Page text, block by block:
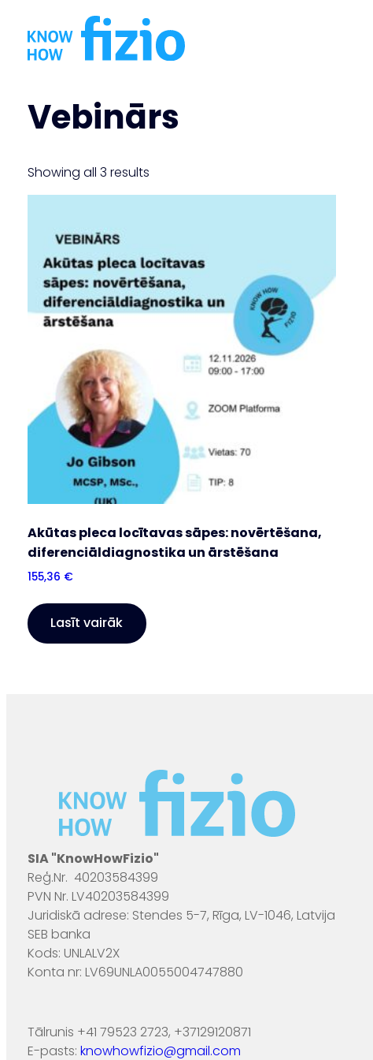
saturu
Vebinārs
Showing all 3 results
Akūtas pleca locītavas sāpes: novērtēšana,
diferenciāldiagnostika un ārstēšana
155,36 €
Lasīt vairāk
SIA "KnowHowFizio"
Reģ.Nr. 40203584399
PVN Nr. LV40203584399
Juridiskā adrese: Stendes 5-7, Rīga, LV-1046, Latvija
SEB banka
Kods: UNLALV2X
Konta nr: LV69UNLA0055004747880
Tālrunis +41 79523 2723, +37129120871
E-pasts: knowhowfizio@gmail.com